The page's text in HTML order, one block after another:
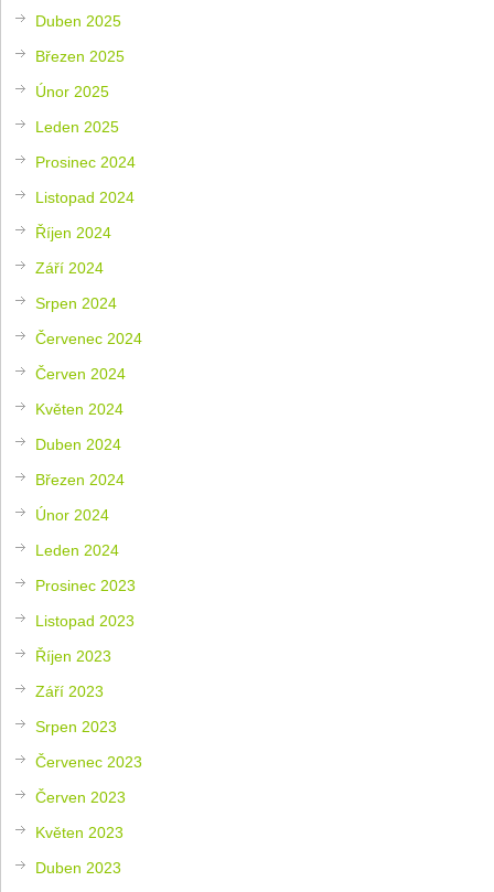
Duben 2025
Březen 2025
Únor 2025
Leden 2025
Prosinec 2024
Listopad 2024
Říjen 2024
Září 2024
Srpen 2024
Červenec 2024
Červen 2024
Květen 2024
Duben 2024
Březen 2024
Únor 2024
Leden 2024
Prosinec 2023
Listopad 2023
Říjen 2023
Září 2023
Srpen 2023
Červenec 2023
Červen 2023
Květen 2023
Duben 2023